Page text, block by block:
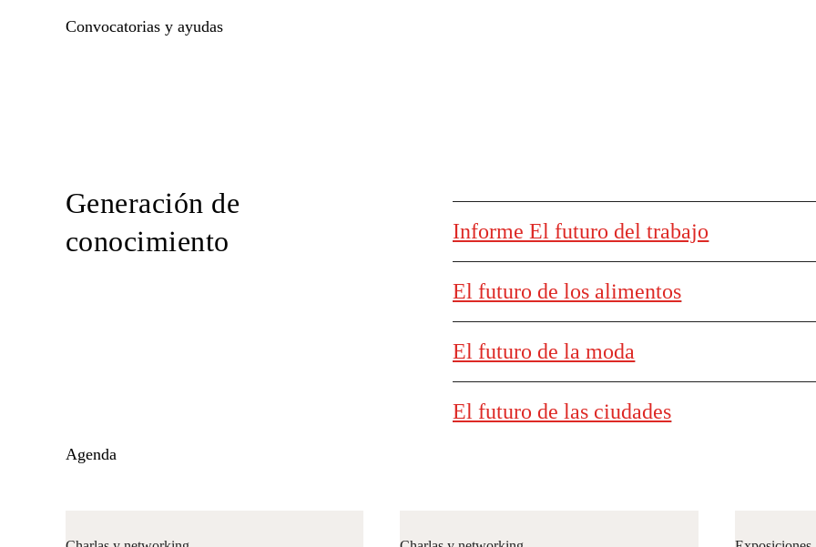
Convocatorias y ayudas
Generación de
conocimiento
Informe El futuro del trabajo
El futuro de los alimentos
El futuro de la moda
El futuro de las ciudades
Agenda